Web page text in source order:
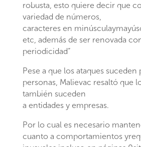
robusta, esto quiere decir que
variedad de números,
caracteres en
etc, además de ser renovada
periodicidad”
Pese a que los ataques
personas, Malievac resaltó que
también suceden
a entidades y empresas.
Por lo cual es necesario
cuanto a comportamientos